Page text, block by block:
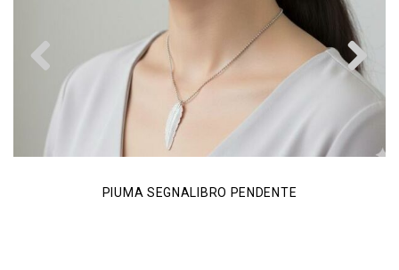
PIUMA SEGNALIBRO PENDENTE
Previous